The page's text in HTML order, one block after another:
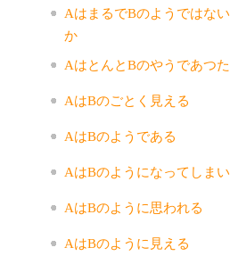
AはまるでBのようではない
か
AはとんとBのやうであつた
AはBのごとく見える
AはBのようである
AはBのようになってしまい
AはBのように思われる
AはBのように見える